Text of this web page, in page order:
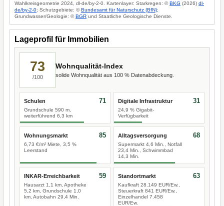
Wahlkreisgeometrie 2024, dl-de/by-2-0. Kartenlayer: Starkregen: ©BKG (2026) dl-
de/by-2-0; Schutzgebiete: ©Bundesamt für Naturschutz (BfN);
Grundwasser/Geologie: ©BGR und Staatliche Geologische Dienste.
Lageprofil für Immobilien
73
/100
Wohnqualität-Index
solide Wohnqualität aus 100 % Datenabdeckung.
Schulen
Grundschule 590 m,
weiterführend 6,3 km
71 Digitale Infrastruktur
24,9 % Gigabit-
Verfügbarkeit
31
Wohnungsmarkt
6,73 €/m² Miete, 3,5 %
Leerstand
85 Alltagsversorgung
Supermarkt 4,6 Min., Notfall
23,4 Min., Schwimmbad
14,3 Min.
68
INKAR-Erreichbarkeit
Hausarzt 1,1 km, Apotheke
5,2 km, Grundschule 1,0
km, Autobahn 29,4 Min.
59 Standortmarkt
Kaufkraft 28.149 EUR/Ew.,
Steuerkraft 841 EUR/Ew.,
Einzelhandel 7.458
EUR/Ew.
63